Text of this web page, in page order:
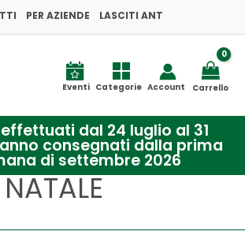
PER AZIENDE LASCITI ANT
Eventi Categorie Account Carrello
dal 24 luglio al 31
consegnati dalla prima
di settembre 2026